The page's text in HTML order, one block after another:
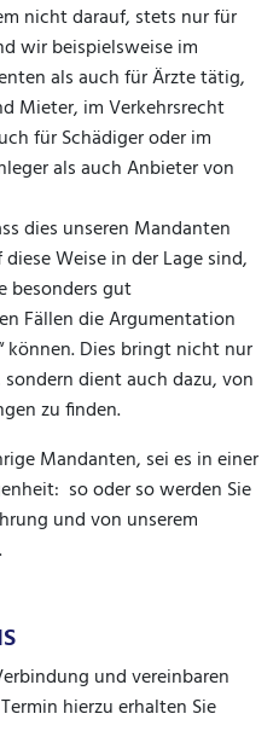
nicht darauf, stets nur für
wir beispielsweise im
als auch für Ärzte tätig,
Mieter, im Verkehrsrecht
für Schädiger oder im
als auch Anbieter von
dies unseren Mandanten
Weise in der Lage sind,
besonders gut
Fällen die Argumentation
können. Dies bringt nicht nur
dient auch dazu, von
zu finden.
Mandanten, sei es in einer
so oder so werden Sie
und von unserem
und vereinbaren
hierzu erhalten Sie